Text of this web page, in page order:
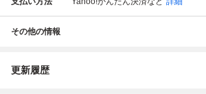
その他の情報
更新履歴